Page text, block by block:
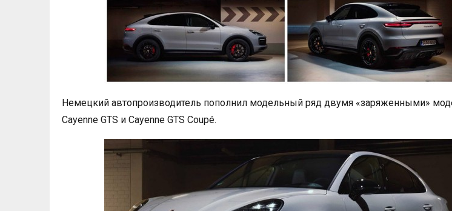
Немецкий автопроизводитель пополнил модельный ряд двумя «заряженными»
Cayenne GTS и Cayenne GTS Coupé.